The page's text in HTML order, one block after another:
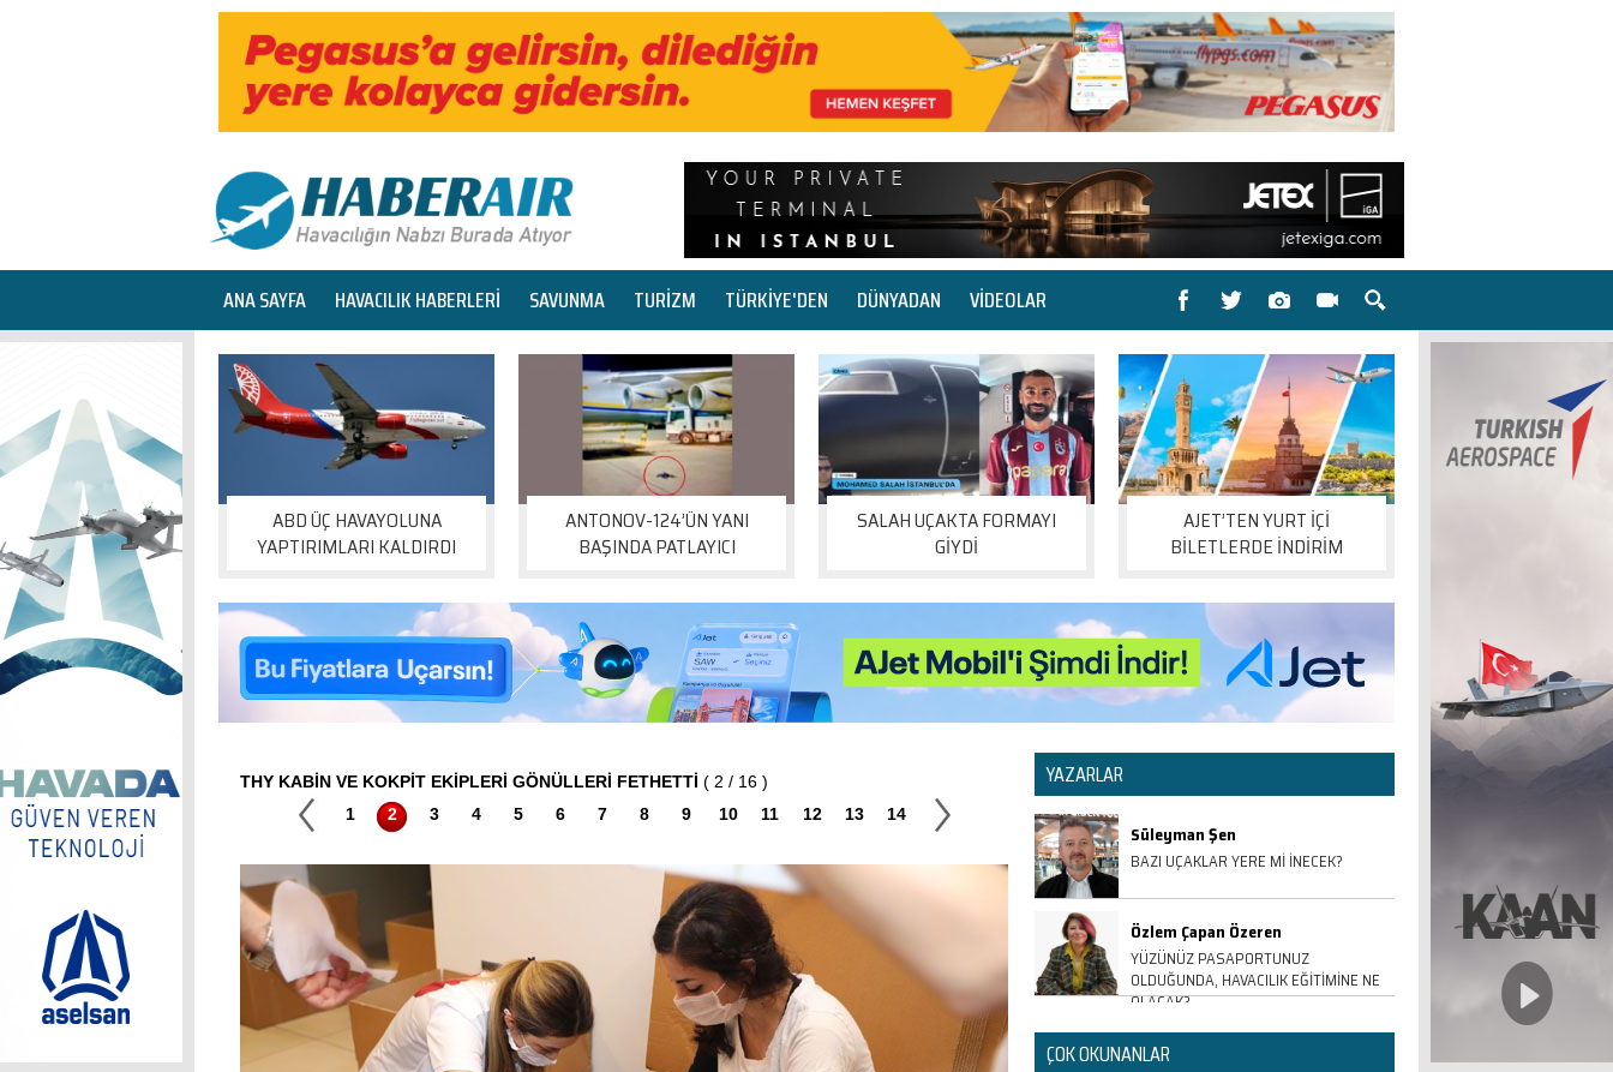
ANA SAYFA HAVACILIK HABERLERİ SAVUNMA TURİZM TÜRKİYE'DEN DÜNYADAN VİDEOLAR
ABD ÜÇ HAVAYOLUNA
YAPTIRIMLARI KALDIRDI
ANTONOV-124’ÜN YANI
BAŞINDA PATLAYICI
SALAH UÇAKTA FORMAYI
GİYDİ
AJET’TEN YURT İÇİ
BİLETLERDE İNDİRİM
THY KABİN VE KOKPİT EKİPLERİ GÖNÜLLERİ FETHETTİ ( 2 / 16 )
1
2 3 4 5 6 7 8 9 10 11 12 13 14
YAZARLAR
Süleyman Şen
BAZI UÇAKLAR YERE Mİ İNECEK?
Özlem Çapan Özeren
YÜZÜNÜZ PASAPORTUNUZ
OLDUĞUNDA, HAVACILIK EĞİTİMİNE NE
OLACAK?
ÇOK OKUNANLAR